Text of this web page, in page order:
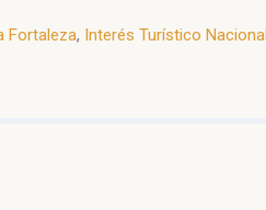
Fortaleza, Interés Turístico Nacional